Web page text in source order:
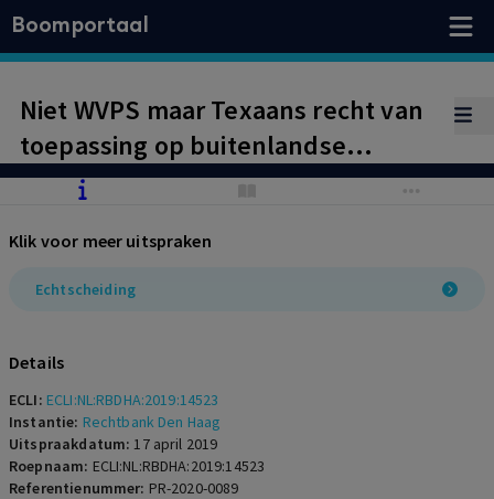
Boomportaal
Niet WVPS maar Texaans recht van
toepassing op buitenlandse
pensioenregeling
Klik voor meer uitspraken
Echtscheiding
Details
ECLI: ECLI:NL:RBDHA:2019:14523
Instantie: Rechtbank Den Haag
Uitspraakdatum:17 april 2019
Roepnaam: ECLI:NL:RBDHA:2019:14523
Referentienummer: PR-2020-0089